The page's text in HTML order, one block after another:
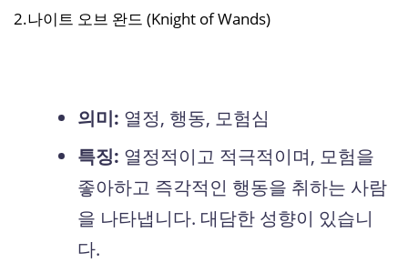
2.나이트 오브 완드 (Knight of Wands)
의미: 열정, 행동, 모험심
특징: 열정적이고 적극적이며, 모험을
좋아하고 즉각적인 행동을 취하는 사람
을 나타냅니다. 대담한 성향이 있습니
다.